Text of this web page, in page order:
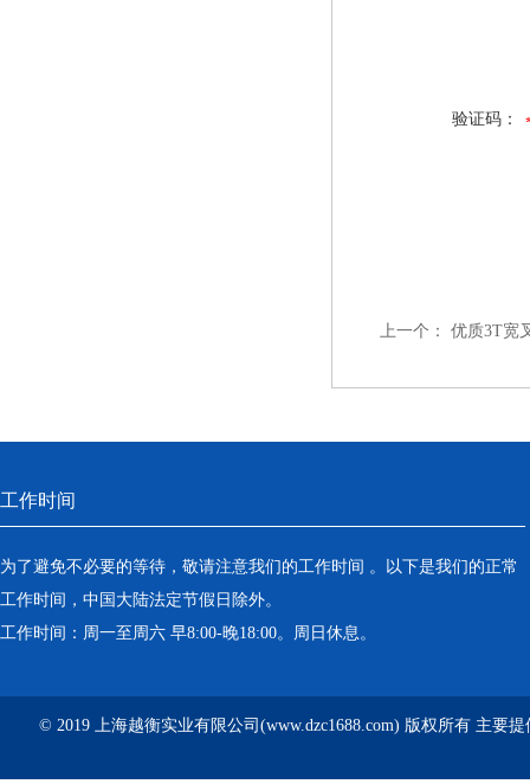
验证码：
上一个： 优质3T宽
工作时间
为了避免不必要的等待，敬请注意我们的工作时间 。以下是我们的正常
工作时间，中国大陆法定节假日除外。
工作时间：周一至周六 早8:00-晚18:00。周日休息。
© 2019 上海越衡实业有限公司(www.dzc1688.com) 版权所有 主要提